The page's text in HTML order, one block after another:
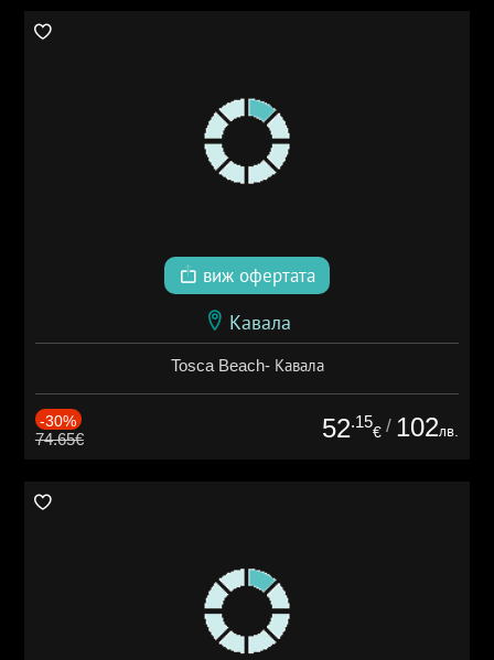
виж офертата
Кавала
Tosca Beach- Кавала
-30%
74.65€ 52.15
€ / 102лв.